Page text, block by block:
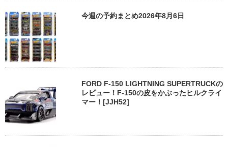
今週の予約まとめ2026年8月6日
FORD F-150 LIGHTNING SUPERTRUCKの
レビュー！F-150の皮をかぶったヒルクライ
マー！[JJH52]